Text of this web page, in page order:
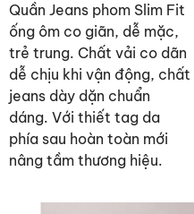
Quần Jeans phom Slim Fit
ống ôm co giãn, dễ mặc,
trẻ trung. Chất vải co dãn
dễ chịu khi vận động, chất
jeans dày dặn chuẩn
dáng. Với thiết tag da
phía sau hoàn toàn mới
nâng tầm thương hiệu.